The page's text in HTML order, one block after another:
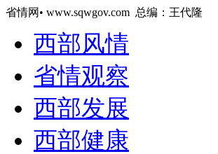
省情网• www.sqwgov.com 总编：王代隆
西部风情
省情观察
西部发展
西部健康